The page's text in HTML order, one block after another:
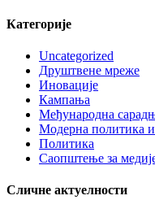
Категорије
Uncategorized
Друштвене мреже
Иновације
Кампања
Међународна
Модерна политика
Политика
Саопштење за
Сличне актуелности